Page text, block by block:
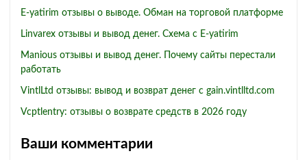
E-yatirim отзывы о выводе. Обман на торговой платформе
Linvarex отзывы и вывод денег. Схема с E-yatirim
Manious отзывы и вывод денег. Почему сайты перестали
работать
VintlLtd отзывы: вывод и возврат денег с gain.vintlltd.com
Vcptlentry: отзывы о возврате средств в 2026 году
Ваши комментарии